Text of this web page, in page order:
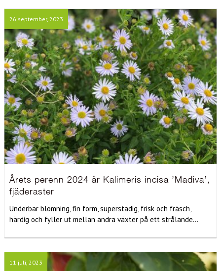
26 september, 2023
Årets perenn 2024 är Kalimeris incisa ’Madiva’,
fjäderaster
Underbar blomning, fin form, superstadig, frisk och fräsch,
härdig och fyller ut mellan andra växter på ett strålande...
11 juli, 2023